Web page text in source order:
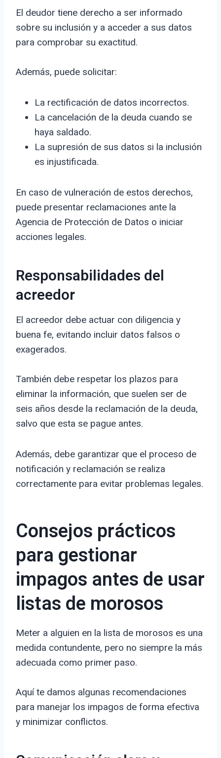
El deudor tiene derecho a ser informado
sobre su inclusión y a acceder a sus datos
para comprobar su exactitud.
Además, puede solicitar:
La rectificación de datos incorrectos.
La cancelación de la deuda cuando se
haya saldado.
La supresión de sus datos si la inclusión
es injustificada.
En caso de vulneración de estos derechos,
puede presentar reclamaciones ante la
Agencia de Protección de Datos o iniciar
acciones legales.
Responsabilidades del
acreedor
El acreedor debe actuar con diligencia y
buena fe, evitando incluir datos falsos o
exagerados.
También debe respetar los plazos para
eliminar la información, que suelen ser de
seis años desde la reclamación de la deuda,
salvo que esta se pague antes.
Además, debe garantizar que el proceso de
notificación y reclamación se realiza
correctamente para evitar problemas legales.
Consejos prácticos
para gestionar
impagos antes de usar
listas de morosos
Meter a alguien en la lista de morosos es una
medida contundente, pero no siempre la más
adecuada como primer paso.
Aquí te damos algunas recomendaciones
para manejar los impagos de forma efectiva
y minimizar conflictos.